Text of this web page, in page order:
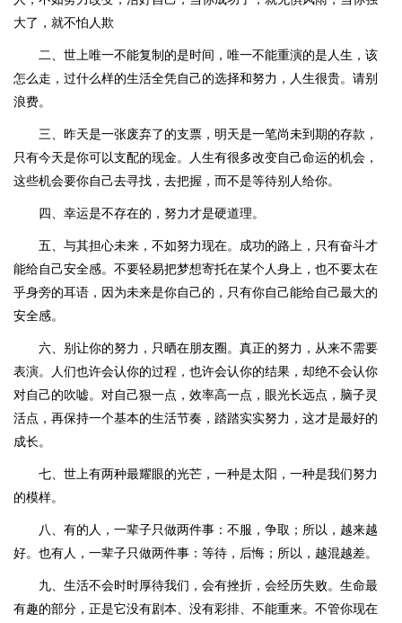
大了，就不怕人欺
二、世上唯一不能复制的是时间，唯一不能重演的是人生，该
怎么走，过什么样的生活全凭自己的选择和努力，人生很贵。请别
浪费。
三、昨天是一张废弃了的支票，明天是一笔尚未到期的存款，
只有今天是你可以支配的现金。人生有很多改变自己命运的机会，
这些机会要你自己去寻找，去把握，而不是等待别人给你。
四、幸运是不存在的，努力才是硬道理。
五、与其担心未来，不如努力现在。成功的路上，只有奋斗才
能给自己安全感。不要轻易把梦想寄托在某个人身上，也不要太在
乎身旁的耳语，因为未来是你自己的，只有你自己能给自己最大的
安全感。
六、别让你的努力，只晒在朋友圈。真正的努力，从来不需要
表演。人们也许会认你的过程，也许会认你的结果，却绝不会认你
对自己的吹嘘。对自己狠一点，效率高一点，眼光长远点，脑子灵
活点，再保持一个基本的生活节奏，踏踏实实努力，这才是最好的
成长。
七、世上有两种最耀眼的光芒，一种是太阳，一种是我们努力
的模样。
八、有的人，一辈子只做两件事：不服，争取；所以，越来越
好。也有人，一辈子只做两件事：等待，后悔；所以，越混越差。
九、生活不会时时厚待我们，会有挫折，会经历失败。生命最
有趣的部分，正是它没有剧本、没有彩排、不能重来。不管你现在